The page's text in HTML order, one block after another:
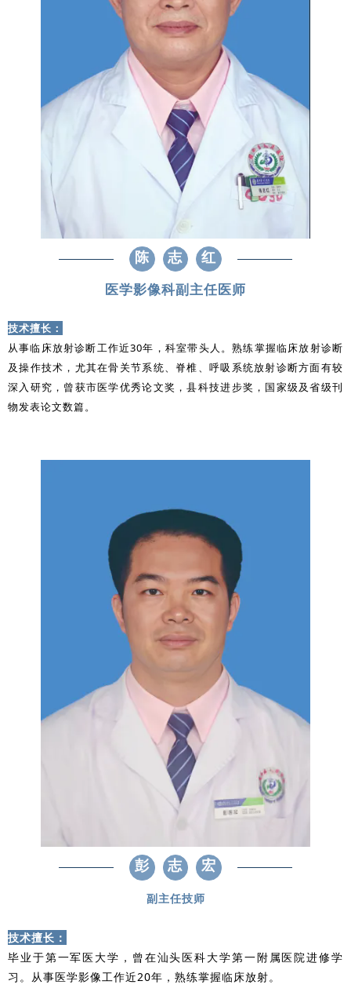
陈 志 红
医学影像科副主任医师
技术擅长：
从事临床放射诊断工作近30年，科室带头人。熟练掌握临床放射诊断
及操作技术，尤其在骨关节系统、脊椎、呼吸系统放射诊断方面有较
深入研究，曾获市医学优秀论文奖，县科技进步奖，国家级及省级刊
物发表论文数篇。
彭 志 宏
副主任技师
技术擅长：
毕业于第一军医大学，曾在汕头医科大学第一附属医院进修学
习。从事医学影像工作近20年，熟练掌握临床放射。